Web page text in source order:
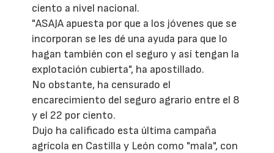
ciento a nivel nacional.
"ASAJA apuesta por que a los jóvenes que se
incorporan se les dé una ayuda para que lo
hagan también con el seguro y así tengan la
explotación cubierta", ha apostillado.
No obstante, ha censurado el
encarecimiento del seguro agrario entre el 8
y el 22 por ciento.
Dujo ha calificado esta última campaña
agrícola en Castilla y León como "mala", con